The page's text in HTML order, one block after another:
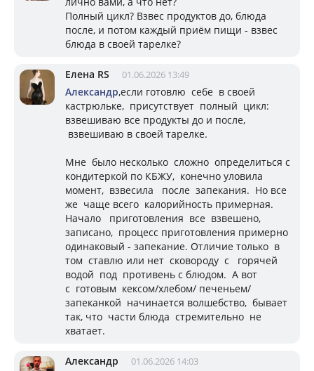
Полный цикл? Взвес продуктов до, блюда
после, и потом каждый приём пищи - взвес
блюда в своей тарелке?
Елена RS 01.06.2026 13:49
Александр,если готовлю себе в своей
кастрюльке, присутствует полный цикл:
взвешиваю все продукты до и после,
взвешиваю в своей тарелке.
Мне было несколько сложно определиться с
кондитеркой по КБЖУ, конечно уловила
момент, взвесила после запекания. Но все
же чаще всего калорийность примерная.
Начало приготовления все взвешено,
записано, процесс приготовления примерно
одинаковый - запекание. Отличие только в
том ставлю или нет сковороду с горячей
водой под противень с блюдом. А вот
с готовым кексом/хлебом/ печеньем/
запеканкой начинается волшебство, бывает
так, что части блюда стремительно не
хватает.
Александр 01.06.2026 14:03